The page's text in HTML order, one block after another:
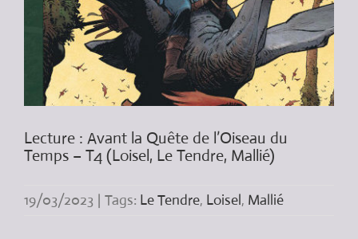
Lecture : Avant la Quête de l’Oiseau du
Temps – T4 (Loisel, Le Tendre, Mallié)
19/03/2023 | Tags: Le Tendre, Loisel, Mallié